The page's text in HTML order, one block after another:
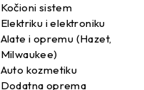
Kočioni sistem
Elektriku i elektroniku
Alate i opremu (Hazet,
Milwaukee)
Auto kozmetiku
Dodatna oprema